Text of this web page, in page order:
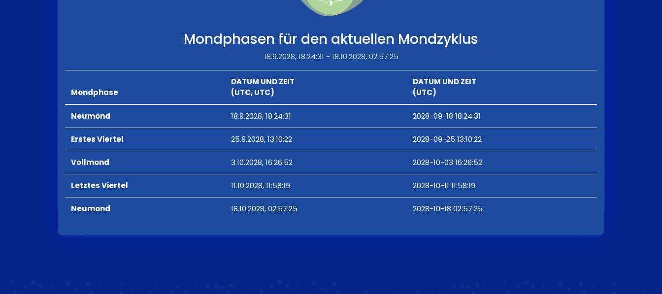
Mondphasen für den aktuellen Mondzyklus
18.9.2028, 18:24:31 - 18.10.2028, 02:57:25
Mondphase
DATUM UND ZEIT
(UTC, UTC)
DATUM UND ZEIT
(UTC)
Neumond 18.9.2028, 18:24:31 2028-09-18 18:24:31
Erstes Viertel 25.9.2028, 13:10:22 2028-09-25 13:10:22
Vollmond 3.10.2028, 16:26:52 2028-10-03 16:26:52
Letztes Viertel 11.10.2028, 11:58:19 2028-10-11 11:58:19
Neumond 18.10.2028, 02:57:25 2028-10-18 02:57:25